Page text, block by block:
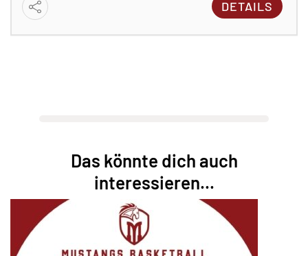
DETAILS
Das könnte dich auch
interessieren...